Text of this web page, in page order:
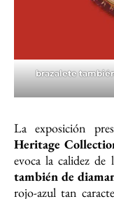
brazalete
La exposición
Heritage
evoca la calidez de
también de
rojo-azul tan